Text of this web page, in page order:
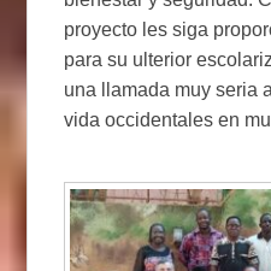
proyecto les siga
para su ulterior
una llamada muy seria
vida occidentales en